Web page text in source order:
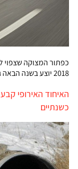
כפתור המצוקה שצפוי
2018 יוצע בשנה הבאה גם באופנועי ב.מ.וו.
האיחוד האירופי
כשנתיים